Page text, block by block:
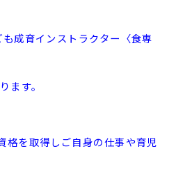
成育インストラクター〈食専
ます。
格を取得しご自身の仕事や育児